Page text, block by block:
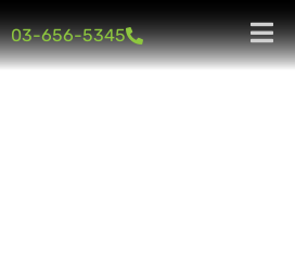
03-656-5345
03-656-5345